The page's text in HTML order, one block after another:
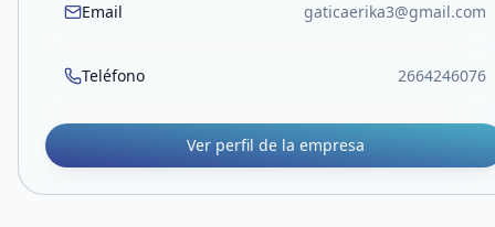
Email gaticaerika3@gmail.com
Teléfono 2664246076
Ver perfil de la empresa